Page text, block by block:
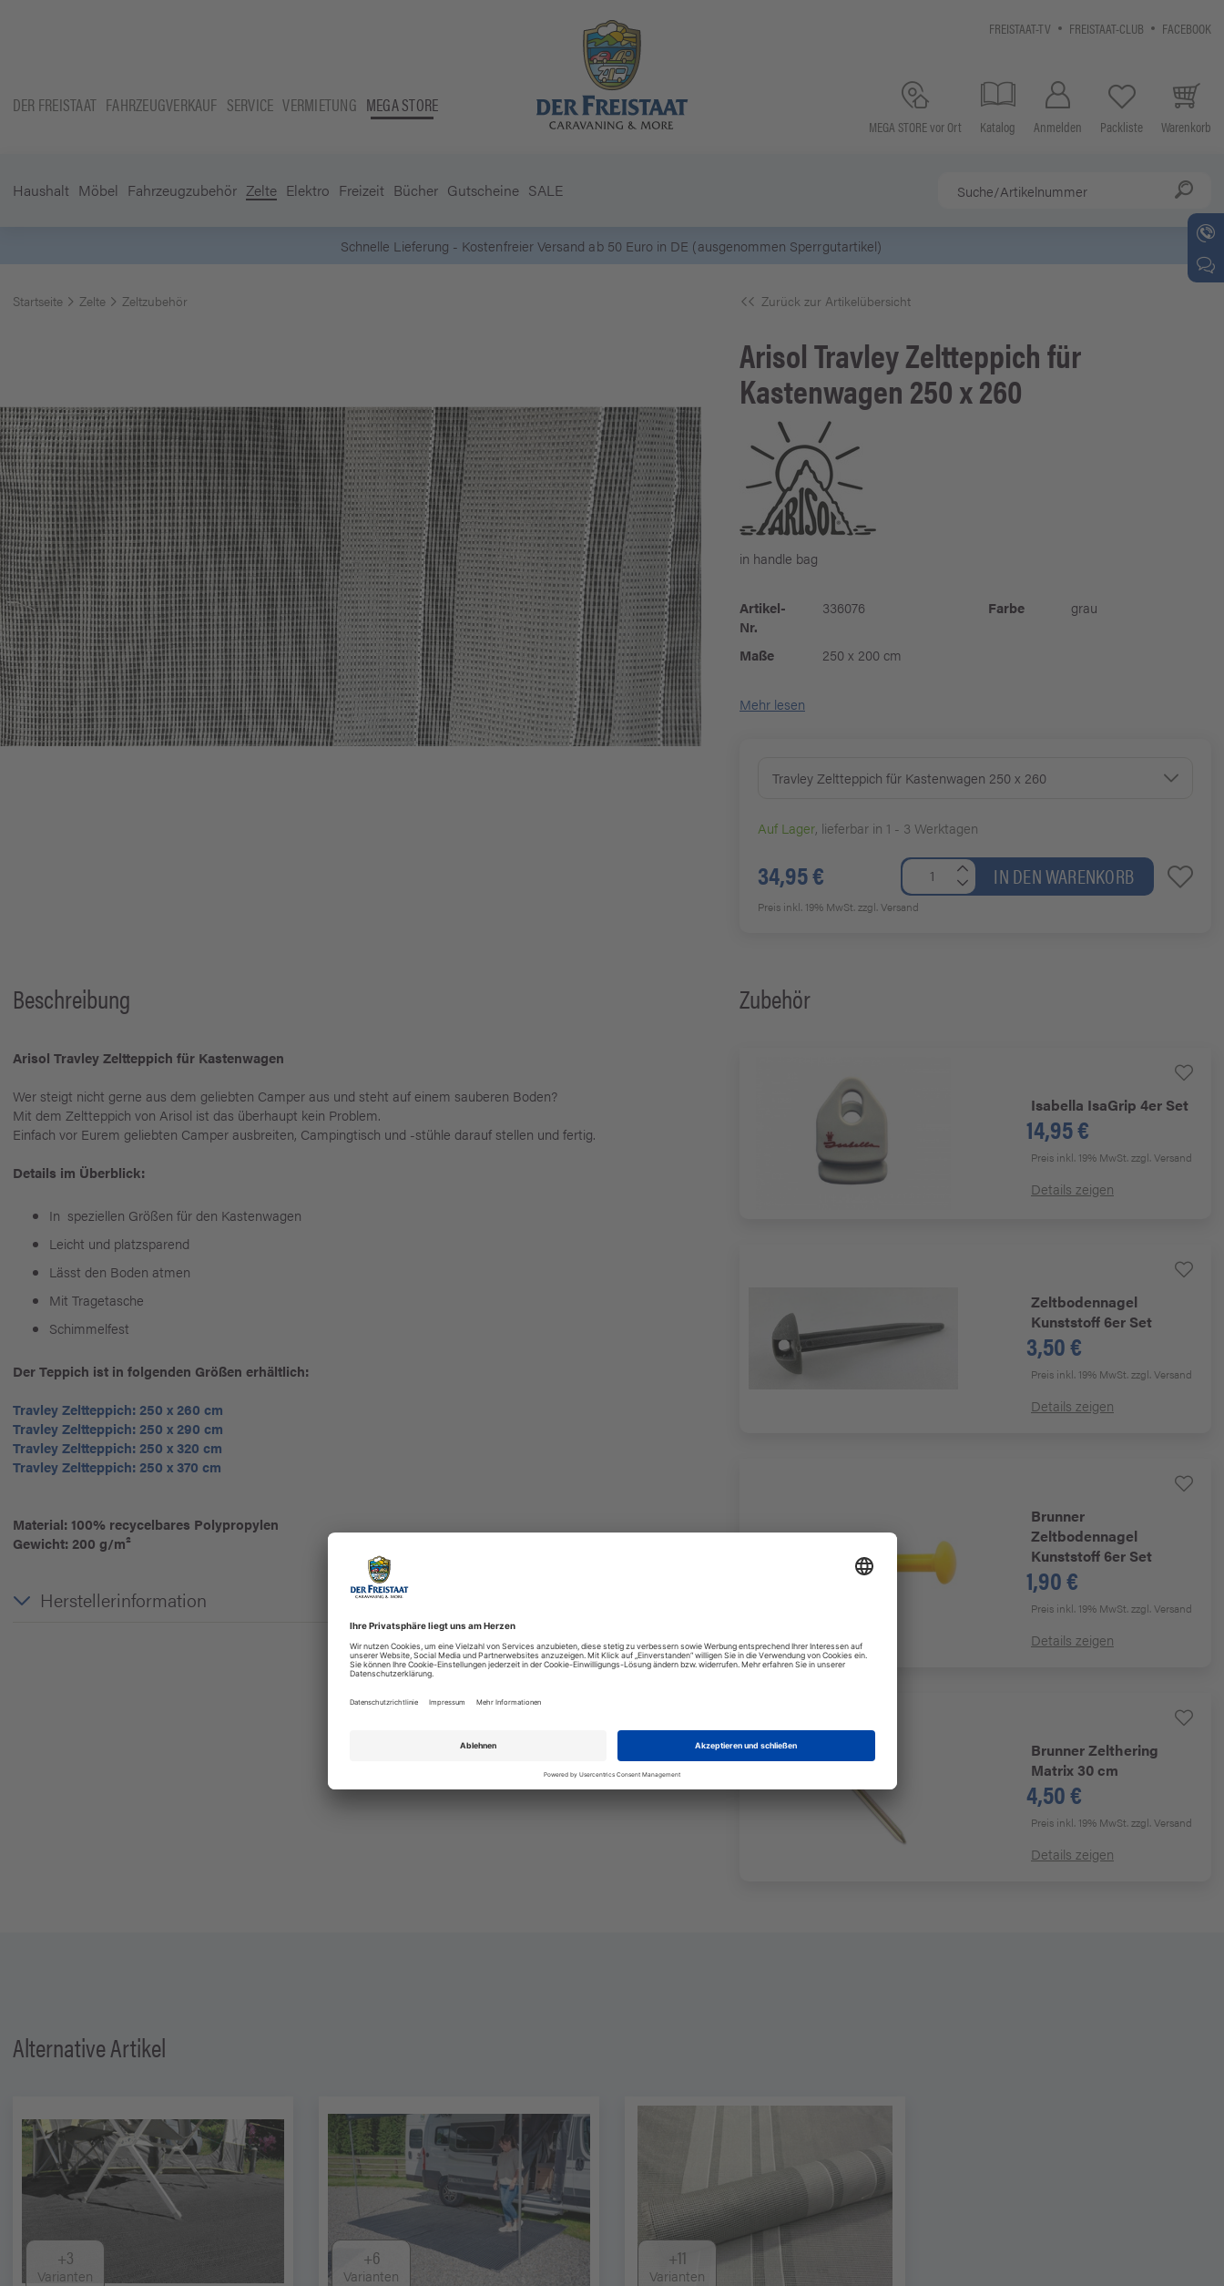
FREISTAAT-TV FREISTAAT-CLUB FACEBOOK
DER FREISTAAT FAHRZEUGVERKAUF SERVICE VERMIETUNG MEGA STORE
MEGA STORE vor Ort Katalog Anmelden Packliste Warenkorb
Haushalt Möbel Fahrzeugzubehör Zelte Elektro Freizeit Bücher Gutscheine SALE
5 Euro Gutschein* bei Newsletter-Anmeldung
Startseite Zelte Zeltzubehör Zurück zur Artikelübersicht
ArisolTravley Zeltteppich für
Kastenwagen 250 x 260
in handle bag
Artikel-
Nr.
336076 Farbe grau
Maße 250 x 200 cm
Mehr lesen
Travley Zeltteppich für Kastenwagen 250 x 260
Auf Lager, lieferbar in 1 - 3 Werktagen
34,95 € IN DEN WARENKORB
Preis inkl. 19% MwSt.zzgl. Versand
Beschreibung
Arisol Travley Zeltteppich für Kastenwagen
Wer steigt nicht gerne aus dem geliebten Camper aus und steht auf einem sauberen Boden?
Mit dem Zeltteppich von Arisol ist das überhaupt kein Problem.
Einfach vor Eurem geliebten Camper ausbreiten, Campingtisch und -stühle darauf stellen und fertig.
Details im Überblick:
In speziellen Größen für den Kastenwagen
Leicht und platzsparend
Lässt den Boden atmen
Mit Tragetasche
Schimmelfest
Der Teppich ist in folgenden Größen erhältlich:
Travley Zeltteppich: 250 x 260 cm
Travley Zeltteppich: 250 x 290 cm
Travley Zeltteppich: 250 x 320 cm
Travley Zeltteppich: 250 x 370 cm
Material: 100% recycelbares Polypropylen
Gewicht: 200 g/m²
Herstellerinformation
Zubehör
Isabella IsaGrip 4er Set
14,95 €
Preis inkl. 19% MwSt.zzgl. Versand
Details zeigen
Zeltbodennagel
Kunststoff 6er Set
3,50 €
Preis inkl. 19% MwSt.zzgl. Versand
Details zeigen
Brunner
Zeltbodennagel
Kunststoff 6er Set
1,90 €
Preis inkl. 19% MwSt.zzgl. Versand
Details zeigen
BrunnerZelthering
Matrix 30 cm
4,50 €
Preis inkl. 19% MwSt.zzgl. Versand
Details zeigen
Alternative Artikel
+3
Varianten
+6
Varianten
+11
Varianten